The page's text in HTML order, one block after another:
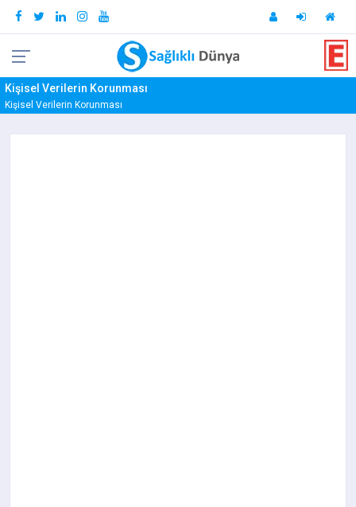
Kişisel Verilerin Korunması
Kişisel Verilerin Korunması